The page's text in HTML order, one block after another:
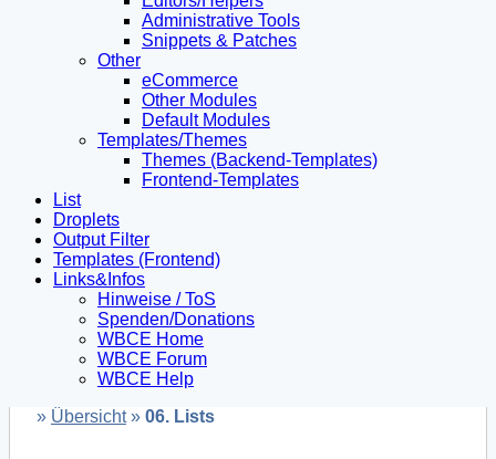
Administrative Tools
Snippets & Patches
Other
eCommerce
Other Modules
Default Modules
Templates/Themes
Themes (Backend-Templates)
Frontend-Templates
List
Droplets
Output Filter
Templates (Frontend)
Links&Infos
Hinweise / ToS
Spenden/Donations
WBCE Home
WBCE Forum
WBCE Help
» Übersicht» 06. Lists